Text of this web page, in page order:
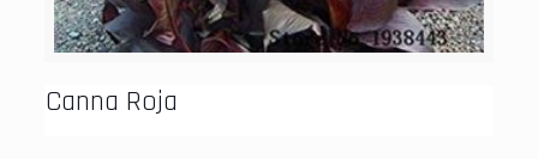
Canna Roja